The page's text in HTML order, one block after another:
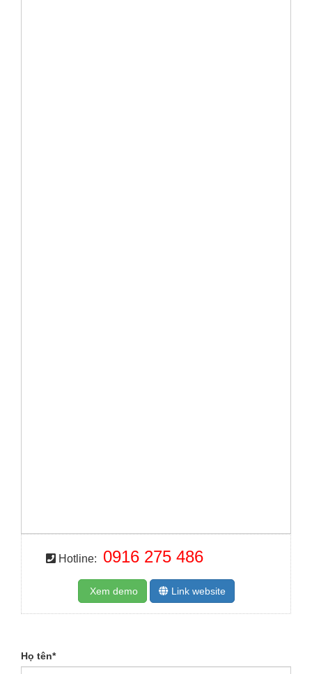
Hotline: 0916 275 486
Xem demo Link website
Họ tên*